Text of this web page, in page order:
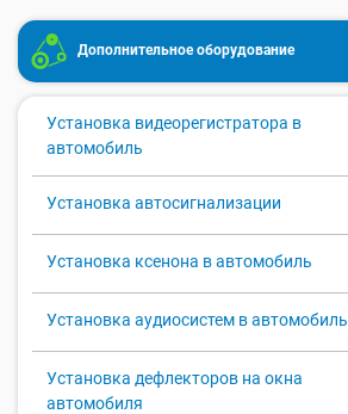
Дополнительное оборудование
Установка видеорегистратора в
автомобиль
Установка автосигнализации
Установка ксенона в автомобиль
Установка аудиосистем в автомобиль
Установка дефлекторов на окна
автомобиля